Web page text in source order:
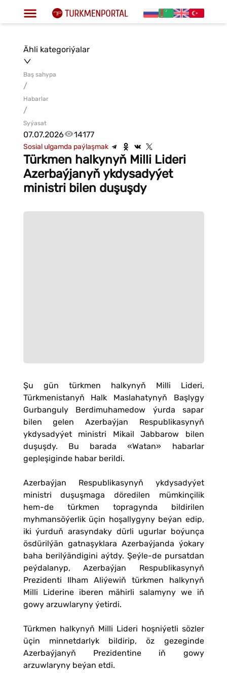
Ähli kategoriýalar
Baş sahypa
/
Habarlar
/
Syýasat
07.07.2026 14177
Sosial ulgamda paýlaşmak
Türkmen halkynyň Milli Lideri
Azerbaýjanyň ykdysadyýet
ministri bilen duşuşdy
Şu gün türkmen halkynyň Milli Lideri,
Türkmenistanyň Halk Maslahatynyň Başlygy
Gurbanguly Berdimuhamedow ýurda sapar
bilen gelen Azerbaýjan Respublikasynyň
ykdysadyýet ministri Mikail Jabbarow bilen
duşuşdy. Bu barada «Watan» habarlar
gepleşiginde habar berildi.
Azerbaýjan Respublikasynyň ykdysadyýet
ministri duşuşmaga döredilen mümkinçilik
hem-de türkmen topragynda bildirilen
myhmansöýerlik üçin hoşallygyny beýan edip,
iki ýurduň arasyndaky dürli ugurlar boýunça
ösdürilýän gatnaşyklara Azerbaýjanda ýokary
baha berilýändigini aýtdy. Şeýle-de pursatdan
peýdalanyp, Azerbaýjan Respublikasynyň
Prezidenti Ilham Aliýewiň türkmen halkynyň
Milli Liderine iberen mähirli salamyny we iň
gowy arzuwlaryny ýetirdi.
Türkmen halkynyň Milli Lideri hoşniýetli sözler
üçin minnetdarlyk bildirip, öz gezeginde
Azerbaýjanyň Prezidentine iň gowy
arzuwlaryny beýan etdi.